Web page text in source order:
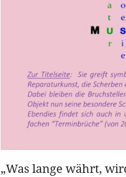
„Was lange währt,